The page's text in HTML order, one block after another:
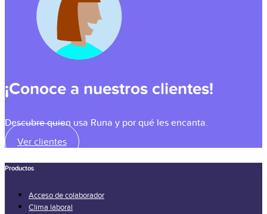
¡Conoce a nuestros clientes!
Descubre quien usa Runa y por qué les encanta.
Ver clientes
Productos
Acceso de colaborador
Clima laboral